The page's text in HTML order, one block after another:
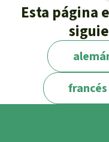
Esta página
francés